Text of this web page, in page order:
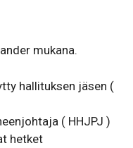
mukana.
hallituksen jäsen (
( HHJPJ )
hetket